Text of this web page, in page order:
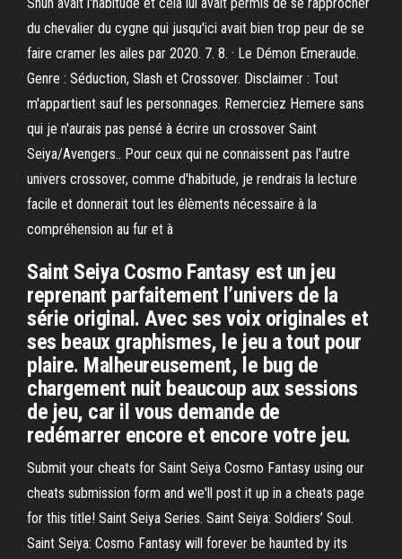
du chevalier du cygne qui jusqu'ici avait bien trop peur de se
faire cramer les ailes par 2020. 7. 8. · Le Démon Emeraude.
Genre : Séduction, Slash et Crossover. Disclaimer : Tout
m'appartient sauf les personnages. Remerciez Hemere sans
qui je n'aurais pas pensé à écrire un crossover Saint
Seiya/Avengers.. Pour ceux qui ne connaissent pas l'autre
univers crossover, comme d'habitude, je rendrais la lecture
facile et donnerait tout les élèments nécessaire à la
compréhension au fur et à
Saint Seiya Cosmo Fantasy est un jeu
reprenant parfaitement l’univers de la
série original. Avec ses voix originales et
ses beaux graphismes, le jeu a tout pour
plaire. Malheureusement, le bug de
chargement nuit beaucoup aux sessions
de jeu, car il vous demande de
redémarrer encore et encore votre jeu.
Submit your cheats for Saint Seiya Cosmo Fantasy using our
cheats submission form and we'll post it up in a cheats page
for this title! Saint Seiya Series. Saint Seiya: Soldiers’ Soul.
Saint Seiya: Cosmo Fantasy will forever be haunted by its